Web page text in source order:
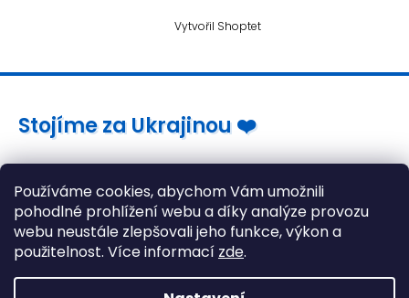
Používáme cookies, abychom Vám umožnili
pohodlné prohlížení webu a díky analýze provozu
webu neustále zlepšovali jeho funkce, výkon a
použitelnost. Více informací zde.
Vytvořil Shoptet
Stojíme za Ukrajinou ❤️
Jak a čím pomoci »